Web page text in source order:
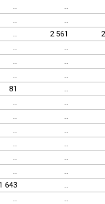
.. ..
.. ..
.. 2 561
.. ..
.. ..
.. ..
81 ..
.. ..
.. ..
.. ..
.. ..
.. ..
.. ..
1 643 ..
.. ..